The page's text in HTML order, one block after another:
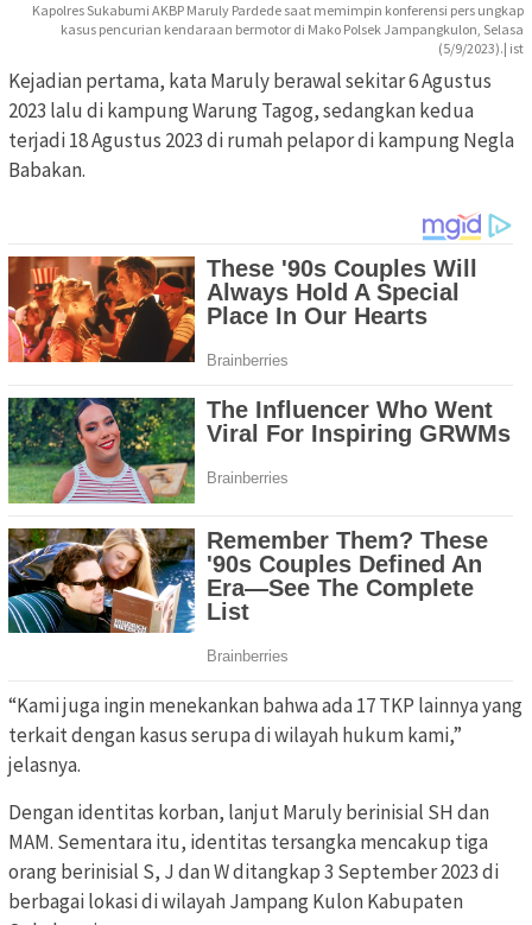
Kapolres Sukabumi AKBP Maruly Pardede saat memimpin konferensi pers ungkap
kasus pencurian kendaraan bermotor di Mako Polsek Jampangkulon, Selasa
(5/9/2023).| ist
Kejadian pertama, kata Maruly berawal sekitar 6 Agustus
2023 lalu di kampung Warung Tagog, sedangkan kedua
terjadi 18 Agustus 2023 di rumah pelapor di kampung Negla
Babakan.
“Kami juga ingin menekankan bahwa ada 17 TKP lainnya yang
terkait dengan kasus serupa di wilayah hukum kami,”
jelasnya.
Dengan identitas korban, lanjut Maruly berinisial SH dan
MAM. Sementara itu, identitas tersangka mencakup tiga
orang berinisial S, J dan W ditangkap 3 September 2023 di
berbagai lokasi di wilayah Jampang Kulon Kabupaten